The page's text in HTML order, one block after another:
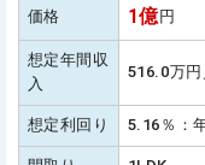
価格 1億 円
想定年間収
入
516.0万
想定利回り 5.16％：